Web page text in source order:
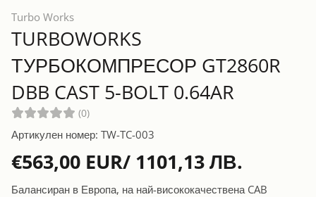
Turbo Works
TURBOWORKS
ТУРБОКОМПРЕСОР GT2860R
DBB CAST 5-BOLT 0.64AR
(0)
Артикулен номер: TW-TC-003
€563,00 EUR/ 1101,13 ЛВ.
Балансиран в Европа, на най-висококачествена CAB